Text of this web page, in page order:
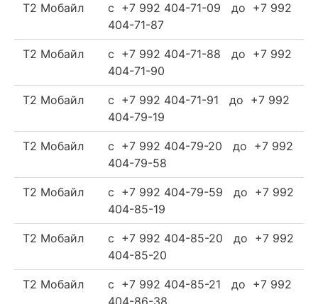
Т2 Мобайл
c +7 992 404-71-09 до +7 992
404-71-87
Т2 Мобайл
c +7 992 404-71-88 до +7 992
404-71-90
Т2 Мобайл
c +7 992 404-71-91 до +7 992
404-79-19
Т2 Мобайл
c +7 992 404-79-20 до +7 992
404-79-58
Т2 Мобайл
c +7 992 404-79-59 до +7 992
404-85-19
Т2 Мобайл
c +7 992 404-85-20 до +7 992
404-85-20
Т2 Мобайл
c +7 992 404-85-21 до +7 992